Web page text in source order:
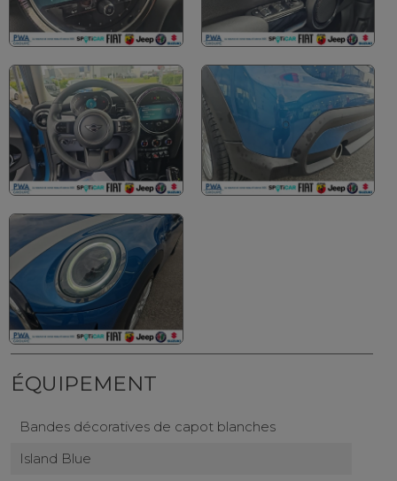
ÉQUIPEMENT
Bandes décoratives de capot blanches
Island Blue